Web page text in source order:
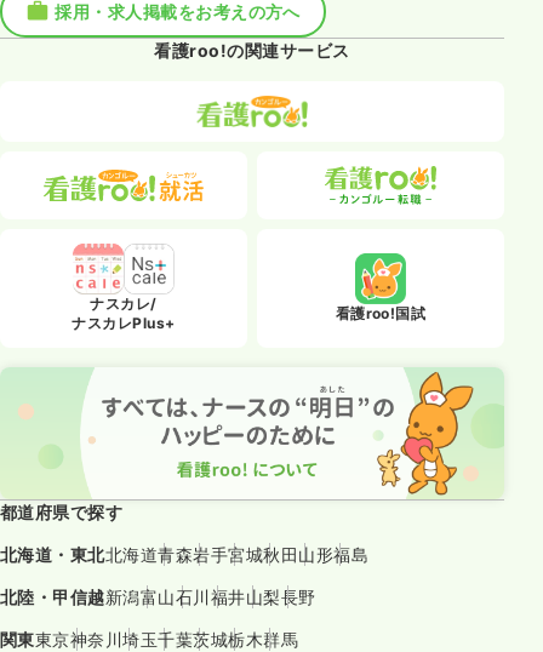
採用・求人掲載をお考えの方へ
看護roo!の関連サービス
ナスカレ/
ナスカレPlus+
看護roo!国試
都道府県で探す
北海道・東北北海道青森岩手宮城秋田山形福島
北陸・甲信越新潟富山石川福井山梨長野
関東東京神奈川埼玉千葉茨城栃木群馬